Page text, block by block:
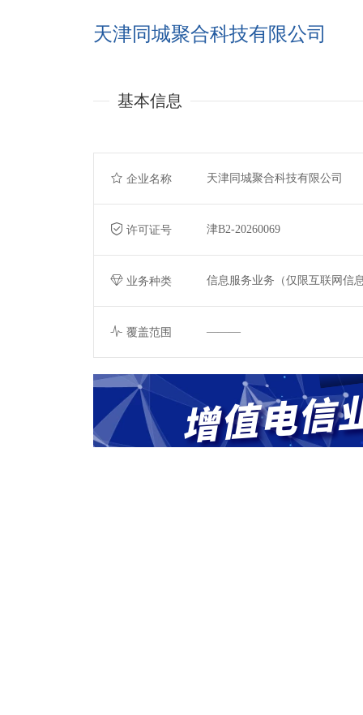
天津同城聚合科技有限公司
基本信息
企业名称 天津同城聚合科技有限公司
许可证号 津B2-20260069
业务种类 信息服务业务（仅限互联网信
覆盖范围 ———